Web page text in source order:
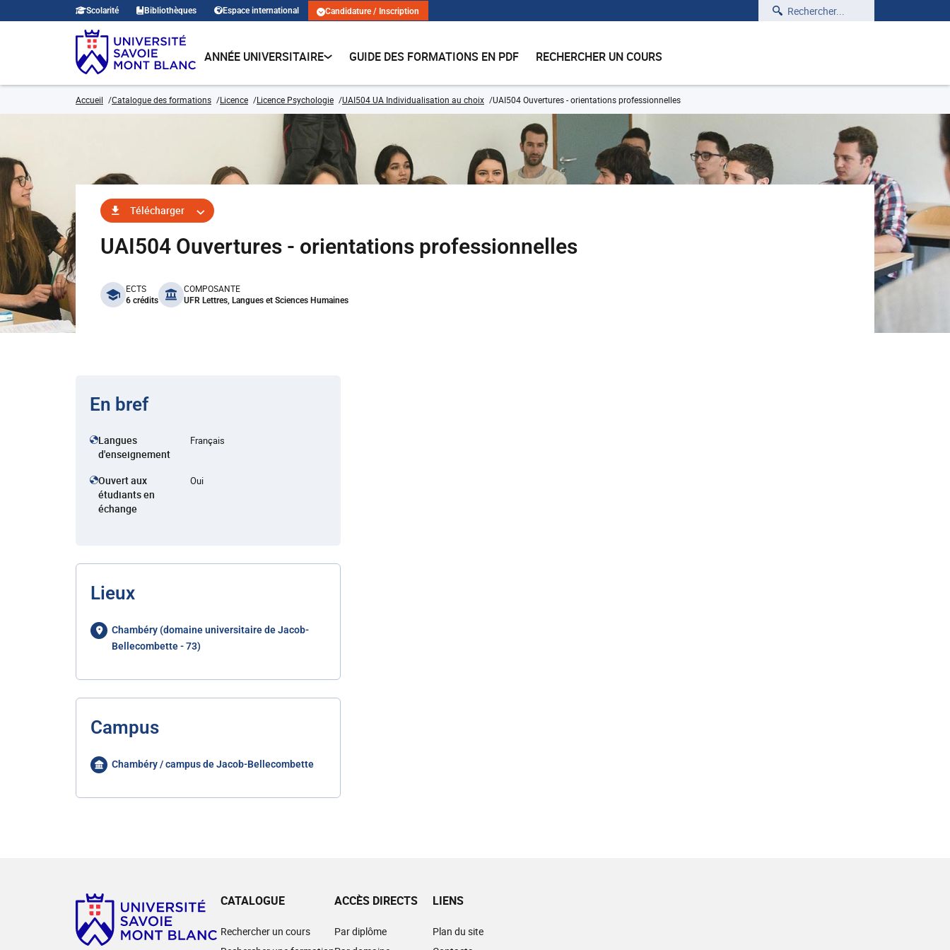
Scolarité Bibliothèques Espace international Candidature / Inscription Rechercher
ANNÉE UNIVERSITAIRE GUIDE DES FORMATIONS EN PDF RECHERCHER UN COURS
Accueil Catalogue des formations Licence Licence Psychologie UAI504 UA Individualisation au choix UAI504 Ouvertures - orientations professionnelles
Télécharger
UAI504 Ouvertures - orientations professionnelles
benefits
ECTS
6 crédits
COMPOSANTE
UFR Lettres, Langues et Sciences Humaines
En bref
Langues
d'enseignement
Français
Ouvert aux
étudiants en
échange
Oui
Lieux
Chambéry (domaine universitaire de Jacob-
Bellecombette - 73)
Campus
Chambéry / campus de Jacob-Bellecombette
CATALOGUE
Rechercher un cours
ACCÈS DIRECTS
Par diplôme
LIENS
Plan du site